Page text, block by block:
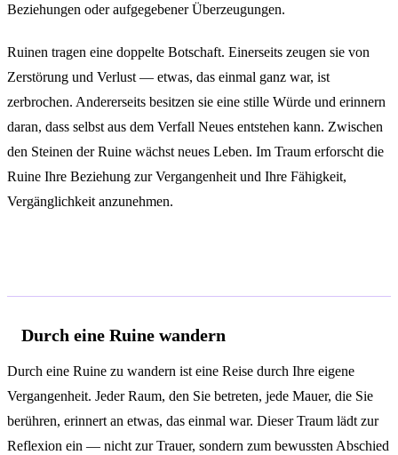
Beziehungen oder aufgegebener Überzeugungen.
Ruinen tragen eine doppelte Botschaft. Einerseits zeugen sie von
Zerstörung und Verlust — etwas, das einmal ganz war, ist
zerbrochen. Andererseits besitzen sie eine stille Würde und erinnern
daran, dass selbst aus dem Verfall Neues entstehen kann. Zwischen
den Steinen der Ruine wächst neues Leben. Im Traum erforscht die
Ruine Ihre Beziehung zur Vergangenheit und Ihre Fähigkeit,
Vergänglichkeit anzunehmen.
Durch eine Ruine wandern
Durch eine Ruine zu wandern ist eine Reise durch Ihre eigene
Vergangenheit. Jeder Raum, den Sie betreten, jede Mauer, die Sie
berühren, erinnert an etwas, das einmal war. Dieser Traum lädt zur
Reflexion ein — nicht zur Trauer, sondern zum bewussten Abschied